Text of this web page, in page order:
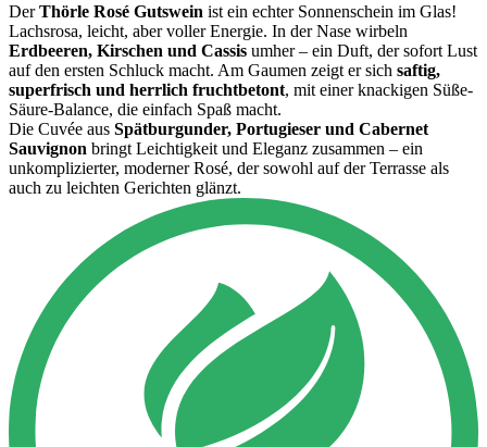
DerThörle Rosé Gutswein ist ein echter Sonnenschein im Glas!
Lachsrosa, leicht, aber voller Energie. In der Nase wirbeln
Erdbeeren, Kirschen und Cassis umher – ein Duft, der sofort Lust
auf den ersten Schluck macht. Am Gaumen zeigt er sich saftig,
superfrisch und herrlich fruchtbetont, mit einer knackigen Süße-
Säure-Balance, die einfach Spaß macht.
Die Cuvée aus Spätburgunder, Portugieser und Cabernet
Sauvignon bringt Leichtigkeit und Eleganz zusammen – ein
unkomplizierter, moderner Rosé, der sowohl auf der Terrasse als
auch zu leichten Gerichten glänzt.